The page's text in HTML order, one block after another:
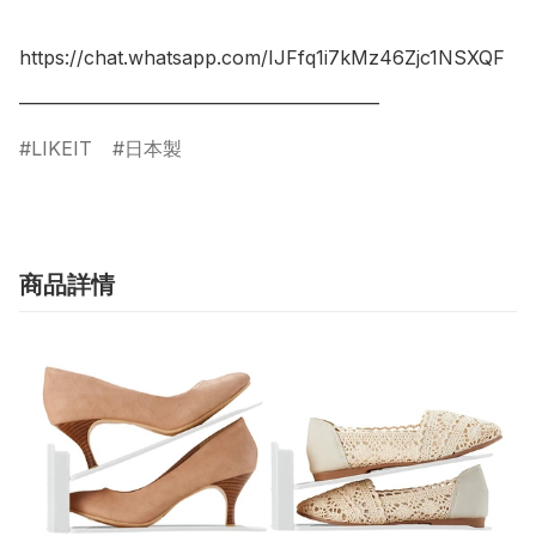
https://chat.whatsapp.com/IJFfq1i7kMz46Zjc1NSXQF
LIKEIT 日本製
商品詳情